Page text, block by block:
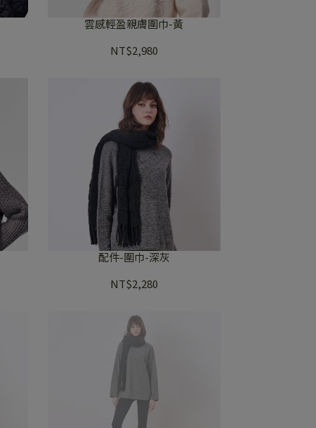
雲感輕盈親膚圍巾-黃
NT$2,980
配件-圍巾-深灰
NT$2,280